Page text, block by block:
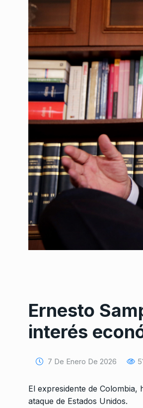
Ernesto
interés
7 De Enero De 2026
El expresidente de
ataque de Estados Unidos.
1
2